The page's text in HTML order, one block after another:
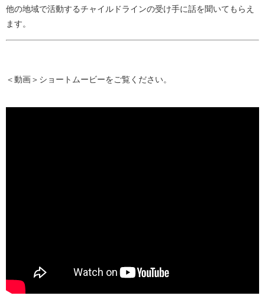
他の地域で活動するチャイルドラインの受け手に話を聞いてもらえ
ます。
＜動画＞ショートムービーをご覧ください。